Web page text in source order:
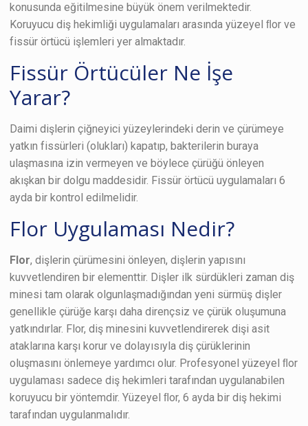
konusunda eğitilmesine büyük önem verilmektedir.
Koruyucu diş hekimliği uygulamaları arasında yüzeyel ﬂor ve
fissür örtücü işlemleri yer almaktadır.
Fissür Örtücüler Ne İşe
Yarar?
Daimi dişlerin çiğneyici yüzeylerindeki derin ve çürümeye
yatkın fissürleri (olukları) kapatıp, bakterilerin buraya
ulaşmasına izin vermeyen ve böylece çürüğü önleyen
akışkan bir dolgu maddesidir. Fissür örtücü uygulamaları 6
ayda bir kontrol edilmelidir.
Flor Uygulaması Nedir?
Flor, dişlerin çürümesini önleyen, dişlerin yapısını
kuvvetlendiren bir elementtir. Dişler ilk sürdükleri zaman diş
minesi tam olarak olgunlaşmadığından yeni sürmüş dişler
genellikle çürüğe karşı daha dirençsiz ve çürük oluşumuna
yatkındırlar. Flor, diş minesini kuvvetlendirerek dişi asit
ataklarına karşı korur ve dolayısıyla diş çürüklerinin
oluşmasını önlemeye yardımcı olur. Profesyonel yüzeyel ﬂor
uygulaması sadece diş hekimleri tarafından uygulanabilen
koruyucu bir yöntemdir. Yüzeyel ﬂor, 6 ayda bir diş hekimi
tarafından uygulanmalıdır.